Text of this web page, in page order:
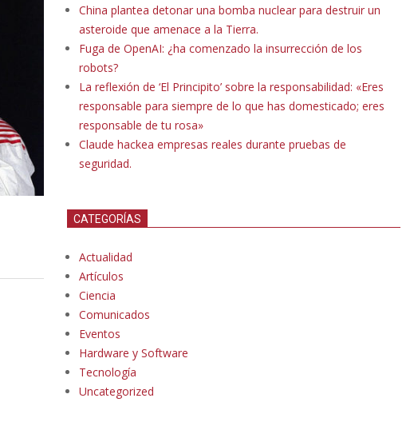
China plantea detonar una bomba nuclear para destruir un
asteroide que amenace a la Tierra.
Fuga de OpenAI: ¿ha comenzado la insurrección de los
robots?
La reflexión de ‘El Principito’ sobre la responsabilidad: «Eres
responsable para siempre de lo que has domesticado; eres
responsable de tu rosa»
Claude hackea empresas reales durante pruebas de
seguridad.
CATEGORÍAS
Actualidad
Artículos
Ciencia
Comunicados
Eventos
Hardware y Software
Tecnología
Uncategorized